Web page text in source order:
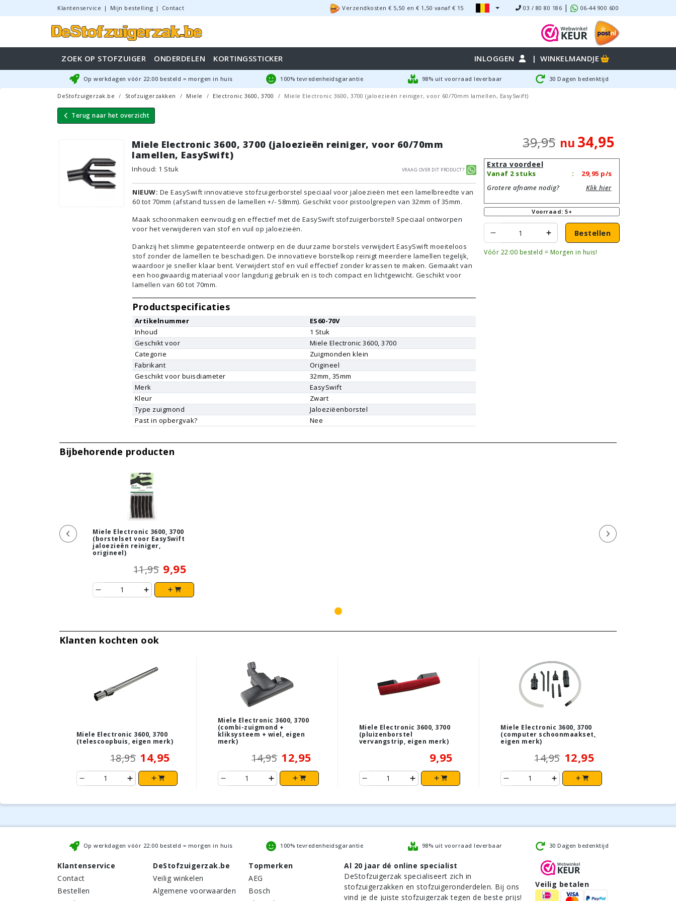
Klantenservice | Mijn bestelling | Contact Verzendkosten € 5,50 en € 1,50 vanaf € 15 03 / 80 80 186 | 06-44 900 600
ZOEK OP STOFZUIGER ONDERDELEN KORTINGSSTICKER INLOGGEN | WINKELMANDJE
Op werkdagen vóór 22:00 besteld = morgen in huis 100% tevredenheidsgarantie 98% uit voorraad leverbaar 30 Dagen bedenktijd
DeStofzuigerzak.be Stofzuigerzakken Miele Electronic 3600, 3700 Miele Electronic 3600, 3700 (jaloezieën reiniger, voor 60/70mm lamellen, EasySwift)
Terug naar het overzicht
Miele Electronic 3600, 3700 (jaloezieën reiniger, voor 60/70mm
lamellen, EasySwift)
Inhoud: 1 Stuk Vraag over dit product?
NIEUW: De EasySwift innovatieve stofzuigerborstel speciaal voor jaloezieën met een lamelbreedte van
60 tot 70mm (afstand tussen de lamellen +/- 58mm). Geschikt voor pistoolgrepen van 32mm of 35mm.
Maak schoonmaken eenvoudig en effectief met de EasySwift stofzuigerborstel! Speciaal ontworpen
voor het verwijderen van stof en vuil op jaloezieën.
Dankzij het slimme gepatenteerde ontwerp en de duurzame borstels verwijdert EasySwift moeiteloos
stof zonder de lamellen te beschadigen. De innovatieve borstelkop reinigt meerdere lamellen tegelijk,
waardoor je sneller klaar bent. Verwijdert stof en vuil effectief zonder krassen te maken. Gemaakt van
een hoogwaardig materiaal voor langdurig gebruik en is toch compact en lichtgewicht. Geschikt voor
lamellen van 60 tot 70mm.
Productspecificaties
Artikelnummer
ES60-70V
Inhoud
1 Stuk
Geschikt voor
Miele Electronic 3600, 3700
Categorie
Zuigmonden klein
Fabrikant
Origineel
Geschikt voor buisdiameter
32mm, 35mm
Merk
EasySwift
Kleur
Zwart
Type zuigmond
Jaloeziëenborstel
Past in opbergvak?
Nee
39,95 nu 34,95
Extra voordeel
Vanaf 2 stuks : 29,95 p/s
Grotere afname nodig?
Klik hier
Voorraad: 5+
Bestellen
Vóór 22:00 besteld = Morgen in huis!
Bijbehorende producten
Miele Electronic 3600, 3700
(borstelset voor EasySwift
jaloezieën reiniger,
origineel)
11,95 9,95
Klanten kochten ook
Miele Electronic 3600, 3700
(telescoopbuis, eigen merk)
18,95 14,95
Miele Electronic 3600, 3700
(combi-zuigmond +
kliksysteem + wiel, eigen
merk)
14,95 12,95
Miele Electronic 3600, 3700
(pluizenborstel
vervangstrip, eigen merk)
9,95
Miele Electronic 3600, 3700
(computer schoonmaakset,
eigen merk)
14,95 12,95
Op werkdagen vóór 22:00 besteld = morgen in huis 100% tevredenheidsgarantie 98% uit voorraad leverbaar 30 Dagen bedenktijd
Klantenservice
Contact
Bestellen
DeStofzuigerzak.be
Veilig winkelen
Algemene voorwaarden
Topmerken
AEG
Bosch
Al 20 jaar dé online specialist
DeStofzuigerzak specialiseert zich in
stofzuigerzakken en stofzuigeronderdelen. Bij ons
vind je de juiste stofzuigerzak tegen de beste prijs!
Veilig betalen